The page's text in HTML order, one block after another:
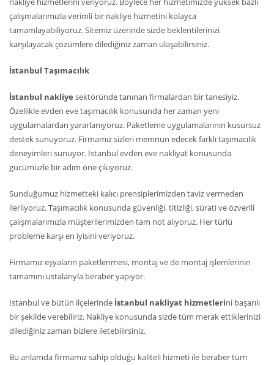
çalışmalarımızla verimli bir nakliye hizmetini kolayca
tamamlayabiliyoruz. Sitemiz üzerinde sizde beklentilerinizi
karşılayacak çözümlere dilediğiniz zaman ulaşabilirsiniz.
İstanbul Taşımacılık
İstanbul nakliye sektöründe tanınan firmalardan bir tanesiyiz.
Özellikle evden eve taşımacılık konusunda her zaman yeni
uygulamalardan yararlanıyoruz. Paketleme uygulamalarının kusursuz
destek sunuyoruz. Firmamız sizleri memnun edecek farklı taşımacılık
deneyimleri sunuyor. İstanbul evden eve nakliyat konusunda
gücümüzle bir adım öne çıkıyoruz.
Sunduğumuz hizmetteki kalıcı prensiplerimizden taviz vermeden
ilerliyoruz. Taşımacılık konusunda güvenliği, titizliği, sürati ve özverili
çalışmalarımızla müşterilerimizden tam not alıyoruz. Her türlü
probleme karşı en iyisini veriyoruz.
Firmamız eşyaların paketlenmesi, montaj ve de montaj işlemlerinin
tamamını ustalarıyla beraber yapıyor.
İstanbul ve bütün ilçelerinde İstanbul nakliyat hizmetlerini başarılı
bir şekilde verebiliriz. Nakliye konusunda sizde tüm merak ettiklerinizi
dilediğiniz zaman bizlere iletebilirsiniz.
Bu anlamda firmamız sahip olduğu kaliteli hizmeti ile beraber tüm